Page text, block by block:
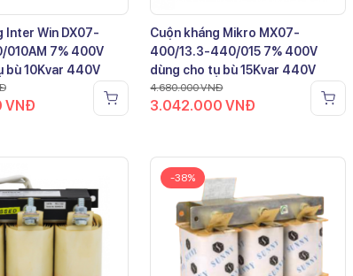
Inter Win DX07-
7% 400V
bù 10Kvar 440V
VNĐ
Cuộn kháng Mikro MX07-
400/13.3-440/015 7% 400V
dùng cho tụ bù 15Kvar 440V
4.680.000VNĐ
3.042.000VNĐ
-38%